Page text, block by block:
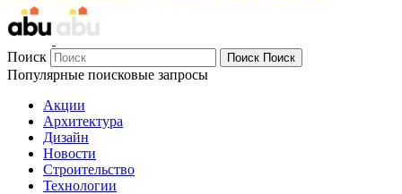
Поиск Поиск Поиск
Популярные поисковые запросы
Акции
Архитектура
Дизайн
Новости
Строительство
Технологии